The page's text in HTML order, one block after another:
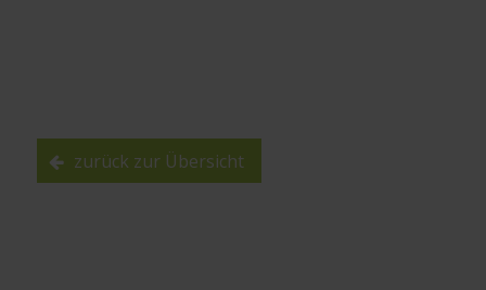
zurück zur Übersicht